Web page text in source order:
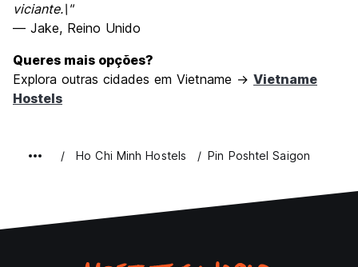
viciante.\"
— Jake, Reino Unido
Queres mais opções?
Explora outras cidades em Vietname → Vietname
Hostels
Ho Chi Minh Hostels Pin Poshtel Saigon